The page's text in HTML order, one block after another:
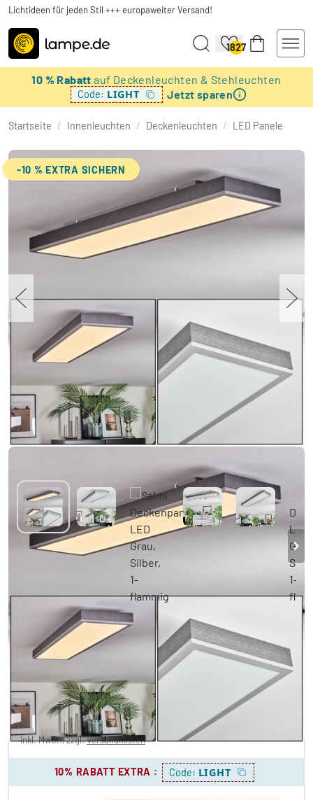
Lichtideen für jeden Stil +++ europaweiter Versand!
1827
10 % Rabattauf Deckenleuchten & Stehleuchten
Code: LIGHT Jetzt sparen
Startseite / Innenleuchten / Deckenleuchten / LED Panele
-10 % EXTRA SICHERN
Salmi Deckenpanel LED Grau, Silber, 1-
flammig
69,99 €
Sie sparen 60,00 € UVP: 129,99 €
inkl. MwSt., zzgl.Versandkosten
10% RABATT EXTRA : Code: LIGHT